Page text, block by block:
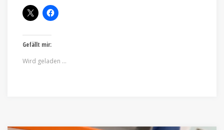
Gefällt mir:
Wird geladen …